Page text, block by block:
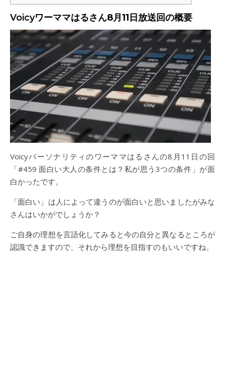
Voicyワーママはるさん8月11日放送回の概要
Voicyパーソナリティのワーママはるさんの8月11日の回
「‪#459 面白い大人の条件とは？私が思う3つの条件‬」が面
白かったです。
「面白い」は人によって違うのが面白いと思いましたがみな
さんはいかがでしょうか？
ご自身の理想を言語化してみると今の自分と異なるところが
認識できますので、それから理想を目指すのもいいですね。